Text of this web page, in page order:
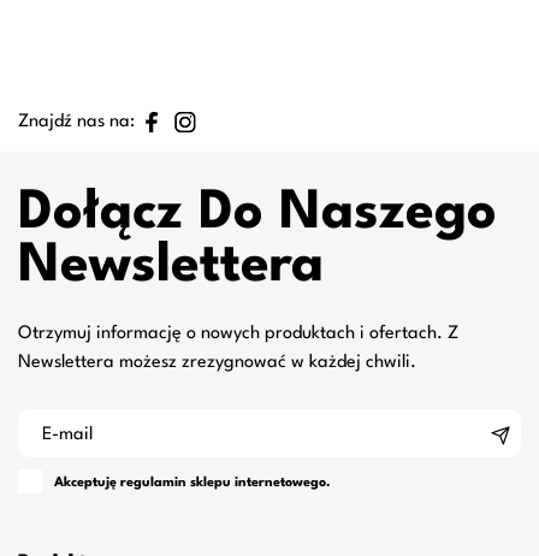
Znajdź nas na:
Dołącz Do Naszego
Newslettera
Otrzymuj informację o nowych produktach i ofertach. Z
Newslettera możesz zrezygnować w każdej chwili.
Akceptuję regulamin sklepu internetowego.